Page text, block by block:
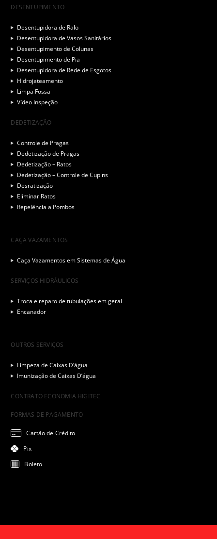
DESENTUPIMENTO
Desentupidora de Ralo
Desentupidora de Vasos Sanitários
Desentupimento de Colunas
Desentupimento de Pia
Desentupidora de Rede de Esgotos
Hidrojateamento
Limpa Fossa
Vídeo Inspeção
DEDETIZAÇÃO
Controle de Pragas
Dedetização de Pragas
Dedetização – Ratos
Dedetização – Controle de Cupins
Desratização
Eliminar Ratos
Repelência a Pombos
CAÇA VAZAMENTOS
Caça Vazamentos em Sistemas de Água
SERVIÇOS HIDRÁULICOS
Troca e reparo de tubulações em geral
Encanador
OUTROS SERVIÇOS
Limpeza de Caixas D’água
Imunização de Caixas D’água
CONTRATO ECONOMIA HIGITEC
FORMAS DE PAGAMENTO
Cartão de Crédito
Pix
Boleto